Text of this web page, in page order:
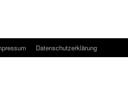
Datenschutzerklärung